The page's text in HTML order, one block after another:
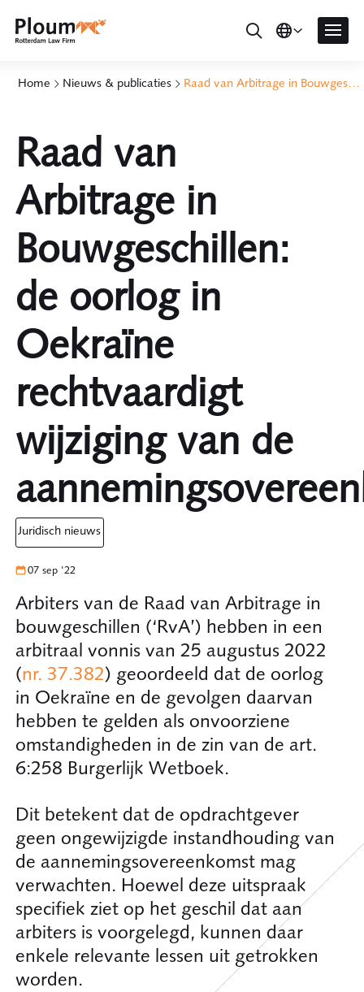
Home Nieuws & publicaties Raad van Arbitrage in Bouwgeschillen: de oorlog in Oekraïne rechtvaardigt wijziging van de aannemingsovereenkomst
Raad van
Arbitrage in
Bouwgeschillen:
de oorlog in
Oekraïne
rechtvaardigt
wijziging van de
juridisch nieuws
07 sep '22
Arbiters van de Raad van Arbitrage in
bouwgeschillen (‘RvA’) hebben in een
arbitraal vonnis van 25 augustus 2022
(nr. 37.382) geoordeeld dat de oorlog
in Oekraïne en de gevolgen daarvan
hebben te gelden als onvoorziene
omstandigheden in de zin van de art.
6:258 Burgerlijk Wetboek.
Dit betekent dat de opdrachtgever
geen ongewijzigde instandhouding van
de aannemingsovereenkomst mag
verwachten. Hoewel deze uitspraak
specifiek ziet op het geschil dat aan
arbiters is voorgelegd, kunnen daar
enkele relevante lessen uit getrokken
worden.